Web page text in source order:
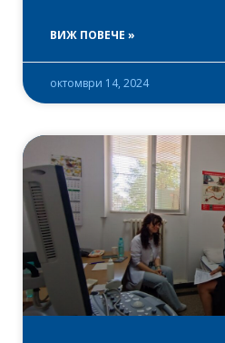
ВИЖ ПОВЕЧЕ »
октомври 14, 2024